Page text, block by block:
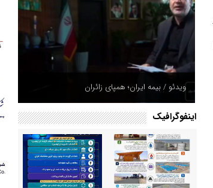
ویدئو / بیمه ایران؛ همپای زائران
اینفوگرافیک